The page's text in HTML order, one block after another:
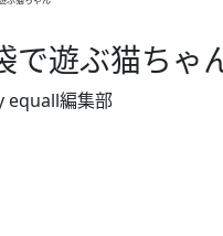
で遊ぶ猫ちゃ
equall編集部